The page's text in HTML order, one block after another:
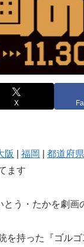
X
阪 福岡
都道府
ます
とう・たかを劇画
を持った『ゴル